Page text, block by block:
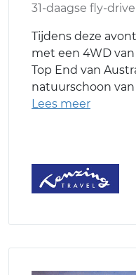
31-daagse fly-drive
Tijdens deze
met een 4WD
Top End van
natuurschoon